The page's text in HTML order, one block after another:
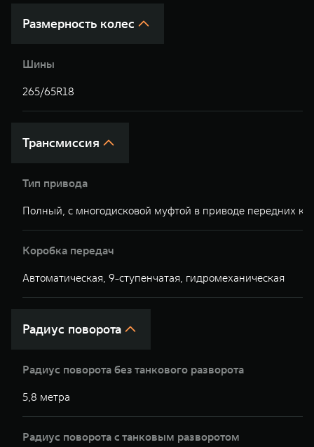
Размерность колес
Шины
265/65R18
Трансмиссия
Тип привода
Полный, с многодисковой муфтой в приводе передних
Коробка передач
Автоматическая, 9-ступенчатая, гидромеханическая
Радиус поворота
Радиус поворота без танкового разворота
5,8 метра
Радиус поворота с танковым разворотом